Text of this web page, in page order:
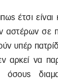
έτσι
αστέρων σε
υπέρ
αρκεί να
όσους